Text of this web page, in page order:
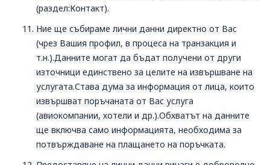
(раздел:Контакт).
Ние ще събираме лични данни директно от Вас
(чрез Вашия профил, в процеса на транзакция и
т.н.).Данните могат да бъдат получени от други
източници единствено за целите на извършване на
услугата.Става дума за информация от лица, които
извършват поръчаната от Вас услуга
(авиокомпании, хотели и др.).Обхватът на данните
ще включва само информацията, необходима за
потвърждаване на плащането на поръчката.